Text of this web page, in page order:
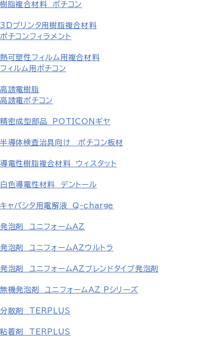
樹脂複合材料 ポチコン
3Dプリンタ用樹脂複合材料
ポチコンフィラメント
熱可塑性フィルム用複合材料
フィルム用ポチコン
高誘電樹脂
高誘電ポチコン
精密成型部品 POTICONギヤ
半導体検査治具向け ポチコン板材
導電性樹脂複合材料 ウィスタット
白色導電性材料 デントール
キャパシタ用電解液 Q-charge
発泡剤 ユニフォームAZ
発泡剤 ユニフォームAZウルトラ
発泡剤 ユニフォームAZブレンドタイプ発泡剤
無機発泡剤 ユニフォームAZ Pシリーズ
分散剤 TERPLUS
粘着剤 TERPLUS